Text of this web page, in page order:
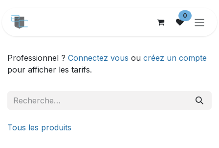
0
Professionnel ? Connectez vous ou créez un compte
pour afficher les tarifs.
Tous les produits